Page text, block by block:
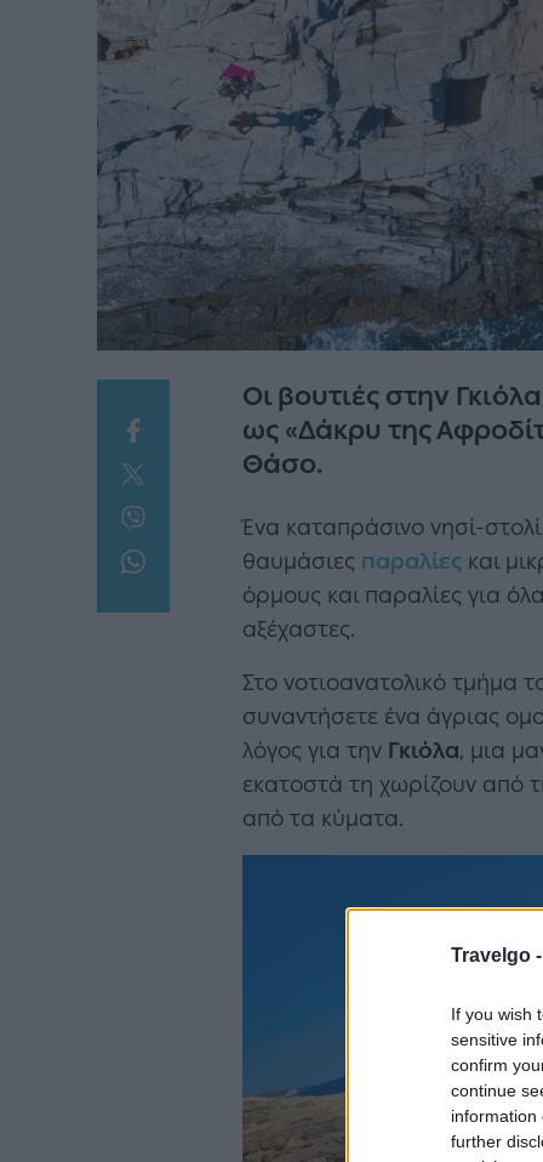
Travelgo -
If you wish
sensitive
confirm
continue
information
further
Οι βουτιές στην
ως «Δάκρυ της
Θάσο.
Ένα καταπράσινο νησί-
θαυμάσιες παραλίες και
όρμους και παραλίες για
αξέχαστες.
Στο νοτιοανατολικό τμήμα
συναντήσετε ένα άγριας
λόγος για την Γκιόλα, μια
εκατοστά τη χωρίζουν από
από τα κύματα.